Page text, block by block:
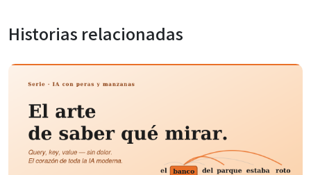
Historias relacionadas